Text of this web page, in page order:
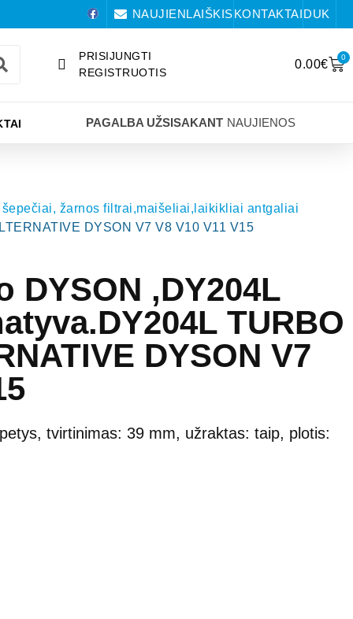
NAUJIENLAIŠKISKONTAKTAIDUK
PRISIJUNGTI
REGISTRUOTIS
0.00€
0
PAGALBA UŽSISAKANT NAUJIENOS
žarnos filtrai,maišeliai,laikikliai antgaliai
DYSON V7 V8 V10 V11 V15
,DY204L
TURBO
DYSON V7
tvirtinimas: 39 mm, užraktas: taip, plotis: